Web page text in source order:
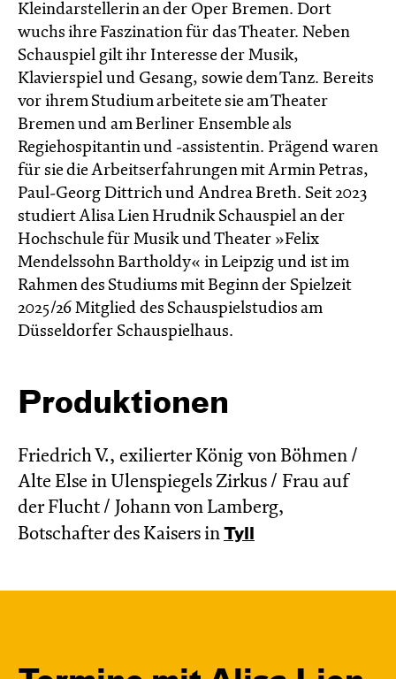
Kleindarstellerin an der Oper Bremen. Dort
wuchs ihre Faszination für das Theater. Neben
Schauspiel gilt ihr Interesse der Musik,
Klavierspiel und Gesang, sowie dem Tanz. Bereits
vor ihrem Studium arbeitete sie am Theater
Bremen und am Berliner Ensemble als
Regiehospitantin und -assistentin. Prägend waren
für sie die Arbeitserfahrungen mit Armin Petras,
Paul-Georg Dittrich und Andrea Breth. Seit 2023
studiert Alisa Lien Hrudnik Schauspiel an der
Hochschule für Musik und Theater »Felix
Mendelssohn Bartholdy« in Leipzig und ist im
Rahmen des Studiums mit Beginn der Spielzeit
2025/26 Mitglied des Schauspielstudios am
Düsseldorfer Schauspielhaus.
Produktionen
Friedrich V., exilierter König von Böhmen /
Alte Else in Ulenspiegels Zirkus / Frau auf
der Flucht / Johann von Lamberg,
Botschafter des Kaisers in Tyll